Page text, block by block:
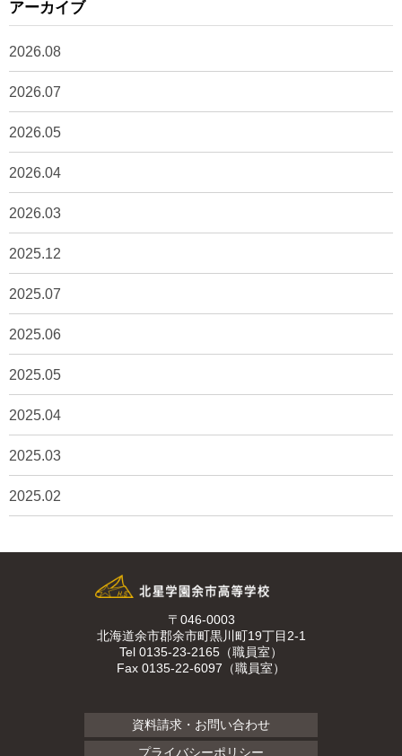
アーカイブ
2026.08
2026.07
2026.05
2026.04
2026.03
2025.12
2025.07
2025.06
2025.05
2025.04
2025.03
2025.02
〒046-0003
北海道余市郡余市町黒川町19丁目2-1
Tel 0135-23-2165（職員室）
Fax 0135-22-6097（職員室）
資料請求・お問い合わせ
プライバシーポリシー